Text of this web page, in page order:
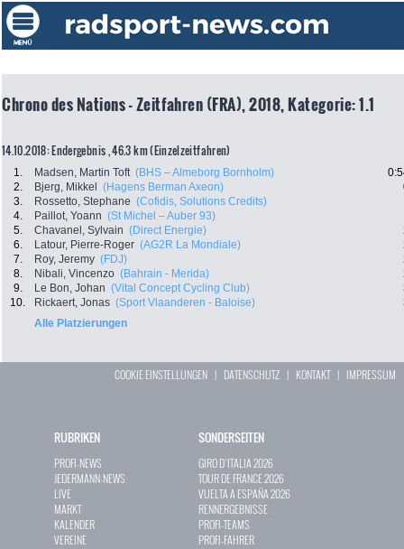
Chrono des Nations - Zeitfahren (FRA), 2018, Kategorie: 1.1
14.10.2018: Endergebnis , 46.3 km (Einzelzeitfahren)
1. Madsen, Martin Toft (BHS – Almeborg Bornholm)
2.
Bjerg, Mikkel (Hagens Berman Axeon)
3.
Rossetto, Stephane (Cofidis, Solutions Credits)
4.
Paillot, Yoann (St Michel – Auber 93)
5.
Chavanel, Sylvain (Direct Energie)
6.
Latour, Pierre-Roger (AG2R La Mondiale)
7.
Roy, Jeremy (FDJ)
8.
Nibali, Vincenzo (Bahrain - Merida)
9.
Le Bon, Johan (Vital Concept Cycling Club)
10.
Rickaert, Jonas (Sport Vlaanderen - Baloise)
Alle Platzierungen
COOKIE EINSTELLUNGEN | DATENSCHUTZ | KONTAKT| IMPRESSUM
RUBRIKEN
PROFI-NEWS
JEDERMANN-NEWS
LIVE
MARKT
KALENDER
VEREINE
SONDERSEITEN
GIRO D`ITALIA 2026
TOUR DE FRANCE 2026
VUELTA A ESPAÑA 2026
RENNERGEBNISSE
PROFI-TEAMS
PROFI-FAHRER